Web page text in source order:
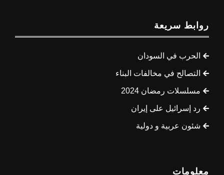
روابط سريعة
الحرب في السودان
التصالح في مخالفات البناء
مسلسلات رمضان 2024
رد إسرائيل على إيران
شئون عربية و دولية
معلومات